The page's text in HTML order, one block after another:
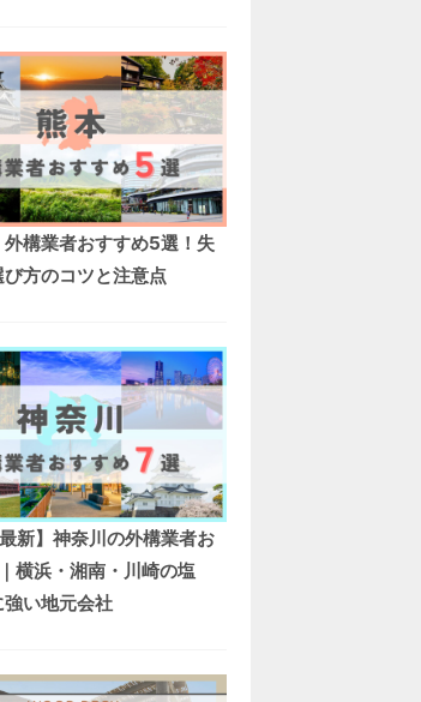
コ
チ
ラ
外構業者おすすめ5選！失
方のコツと注意点
新】神奈川の外構業者お
横浜・湘南・川崎の塩
い地元会社